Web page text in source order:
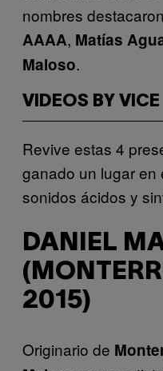
nombres
AAAA, Matías
Maloso.
VIDEOS BY VICE
Revive estas 4
ganado un lugar en
sonidos ácidos y
DANIEL
2015)
Originario de